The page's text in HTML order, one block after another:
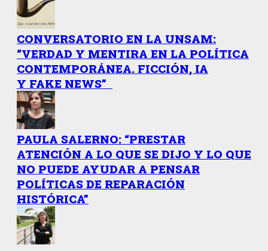
CONVERSATORIO EN LA UNSAM:
“VERDAD Y MENTIRA EN LA POLÍTICA
CONTEMPORÁNEA. FICCIÓN, IA
Y FAKE NEWS”
PAULA SALERNO: “PRESTAR
ATENCIÓN A LO QUE SE DIJO Y LO QUE
NO PUEDE AYUDAR A PENSAR
POLÍTICAS DE REPARACIÓN
HISTÓRICA”